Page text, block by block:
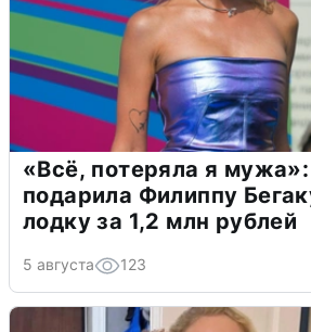
«Всё, потеряла я
подарила Филиппу
лодку за 1,2 млн рублей
5 августа 123